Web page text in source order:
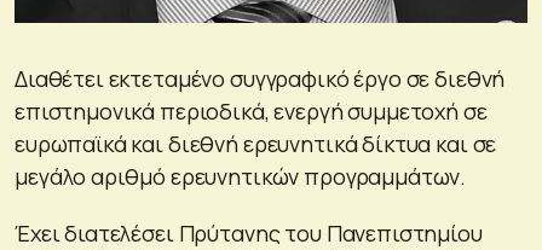
Διαθέτει εκτεταμένο συγγραφικό έργο σε διεθνή
επιστημονικά περιοδικά, ενεργή συμμετοχή σε
ευρωπαϊκά και διεθνή ερευνητικά δίκτυα και σε
μεγάλο αριθμό ερευνητικών προγραμμάτων.
Έχει διατελέσει Πρύτανης του Πανεπιστημίου